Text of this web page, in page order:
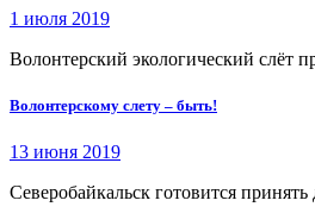
1 июля 2019
Волонтерский экологический слёт
Волонтерскому слету – быть!
13 июня 2019
Северобайкальск готовится